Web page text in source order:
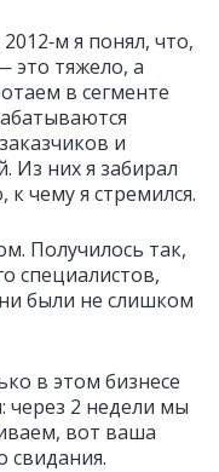
я понял, что,
это тяжело, а
в сегменте
и
Из них я забирал
к чему я стремился.
Получилось так,
специалистов,
были не слишком
в этом бизнесе
через 2 недели мы
вот ваша
свидания.